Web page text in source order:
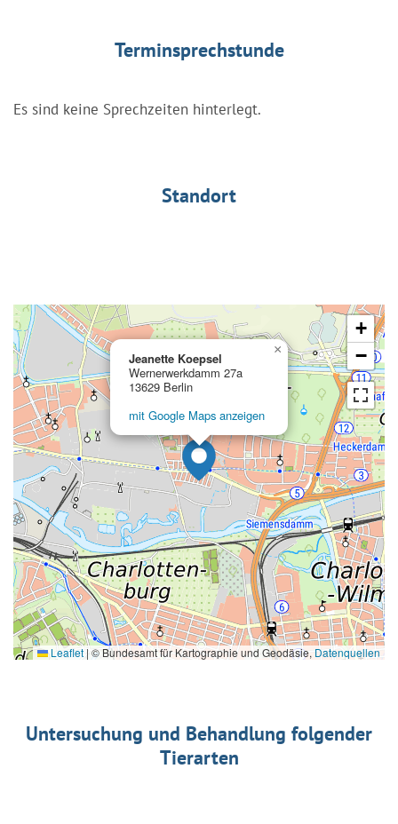
Terminsprechstunde
Es sind keine Sprechzeiten hinterlegt.
Standort
Jeanette Koepsel
Wernerwerkdamm 27a
13629 Berlin
mit Google Maps anzeigen
×
+
−
Leaflet | © Bundesamt für Kartographie und Geodäsie, Datenquellen
Untersuchung und Behandlung folgender
Tierarten